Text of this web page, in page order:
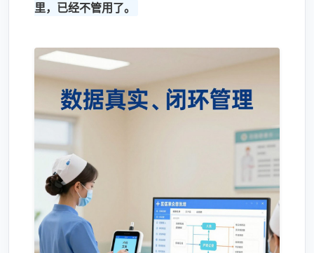
里，已经不管用了。